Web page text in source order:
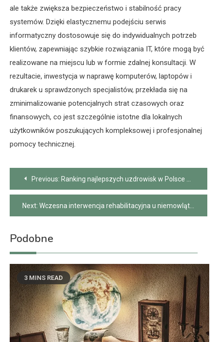
ale także zwiększa bezpieczeństwo i stabilność pracy
systemów. Dzięki elastycznemu podejściu serwis
informatyczny dostosowuje się do indywidualnych potrzeb
klientów, zapewniając szybkie rozwiązania IT, które mogą być
realizowane na miejscu lub w formie zdalnej konsultacji. W
rezultacie, inwestycja w naprawę komputerów, laptopów i
drukarek u sprawdzonych specjalistów, przekłada się na
zminimalizowanie potencjalnych strat czasowych oraz
finansowych, co jest szczególnie istotne dla lokalnych
użytkowników poszukujących kompleksowej i profesjonalnej
pomocy technicznej.
Nawigacja
wpisu
Previous: Ranking najlepszych uzdrowisk w Polsce – które warto odwiedzić?
Next: Wczesna interwencja rehabilitacyjna u niemowląt – klucz do sukcesu
Podobne
3 MINS READ